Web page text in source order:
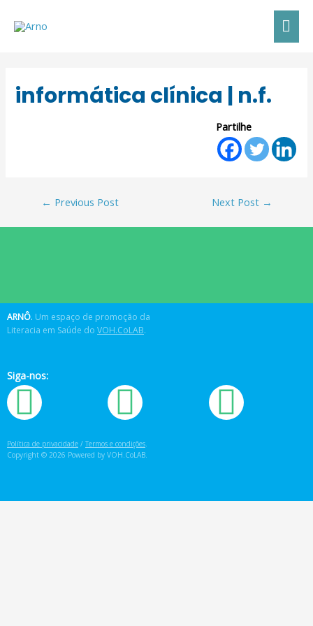
informática clínica | n.f.
Partilhe
← Previous Post Next Post →
ARNÔ. Um espaço de promoção da
Literacia em Saúde do VOH.CoLAB.
Siga-nos:
Política de privacidade / Termos e condições.
Copyright © 2026 Powered by VOH.CoLAB.